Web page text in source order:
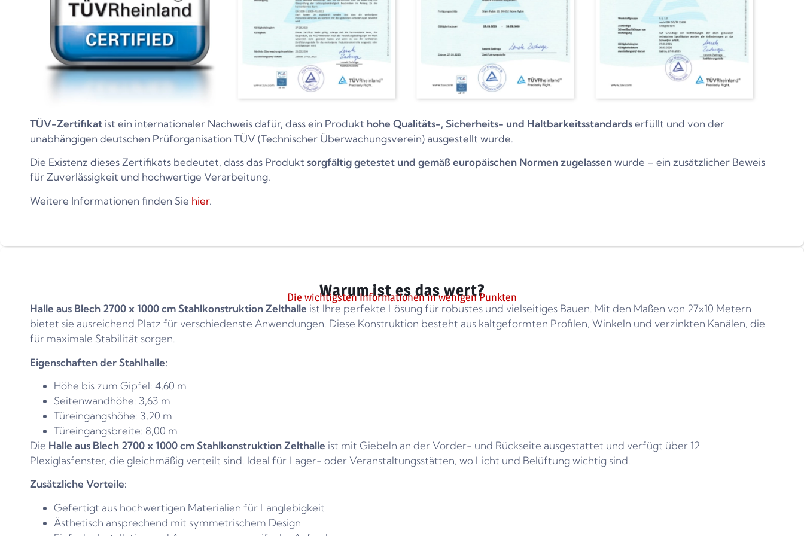
TÜV-Zertifikat ist ein internationaler Nachweis dafür, dass ein Produkt hohe Qualitäts-, Sicherheits- und Haltbarkeitsstandardserfüllt und von der
unabhängigen deutschen Prüforganisation TÜV (Technischer Überwachungsverein) ausgestellt wurde.
Die Existenz dieses Zertifikats bedeutet, dass das Produkt sorgfältig getestet und gemäß europäischen Normen zugelassenwurde – ein zusätzlicher Beweis
für Zuverlässigkeit und hochwertige Verarbeitung.
Weitere Informationen finden Sie hier.
Warum ist es das wert?
Die wichtigsten Informationen in wenigen Punkten
Halle aus Blech 2700 x 1000 cm Stahlkonstruktion Zelthalle ist Ihre perfekte Lösung für robustes und vielseitiges Bauen. Mit den Maßen von 27×10 Metern
bietet sie ausreichend Platz für verschiedenste Anwendungen. Diese Konstruktion besteht aus kaltgeformten Profilen, Winkeln und verzinkten Kanälen, die
für maximale Stabilität sorgen.
Eigenschaften der Stahlhalle:
Höhe bis zum Gipfel: 4,60 m
Seitenwandhöhe: 3,63 m
Türeingangshöhe: 3,20 m
Türeingangsbreite: 8,00 m
Die Halle aus Blech 2700 x 1000 cm Stahlkonstruktion Zelthalle ist mit Giebeln an der Vorder- und Rückseite ausgestattet und verfügt über 12
Plexiglasfenster, die gleichmäßig verteilt sind. Ideal für Lager- oder Veranstaltungsstätten, wo Licht und Belüftung wichtig sind.
Zusätzliche Vorteile:
Gefertigt aus hochwertigen Materialien für Langlebigkeit
Ästhetisch ansprechend mit symmetrischem Design